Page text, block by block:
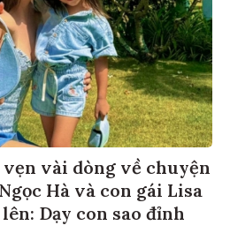
vài dòng về chuyện
Hà và con gái Lisa
Dạy con sao đỉnh